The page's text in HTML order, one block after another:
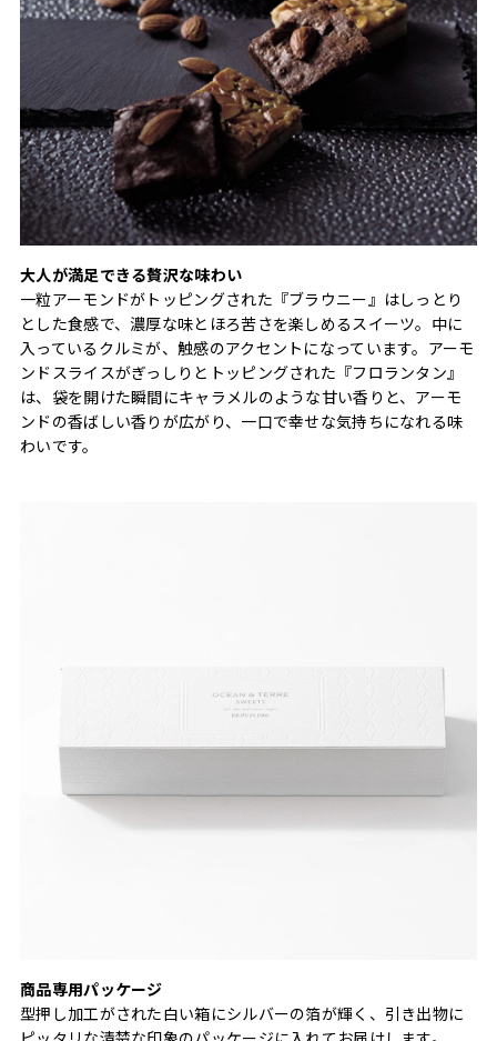
大人が満足できる贅沢な味わい
一粒アーモンドがトッピングされた『ブラウニー』はしっとり
とした食感で、濃厚な味とほろ苦さを楽しめるスイーツ。中に
入っているクルミが、触感のアクセントになっています。アーモ
ンドスライスがぎっしりとトッピングされた『フロランタン』
は、袋を開けた瞬間にキャラメルのような甘い香りと、アーモ
ンドの香ばしい香りが広がり、一口で幸せな気持ちになれる味
わいです。
商品専用パッケージ
型押し加工がされた白い箱にシルバーの箔が輝く、引き出物に